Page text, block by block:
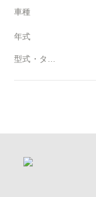
車種
年式